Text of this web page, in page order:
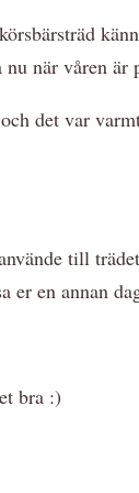
nu när våren är
det var
till
er en annan
bra :)